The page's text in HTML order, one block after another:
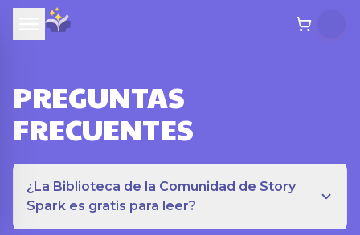
PREGUNTAS
FRECUENTES
¿La Biblioteca de la Comunidad de Story
Spark es gratis para leer?